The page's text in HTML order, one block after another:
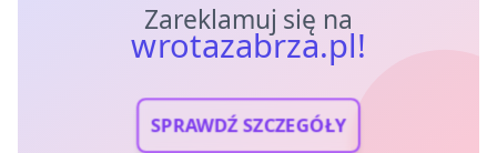
Zareklamuj się na
wrotazabrza.pl!
SPRAWDŹ SZCZEGÓŁY